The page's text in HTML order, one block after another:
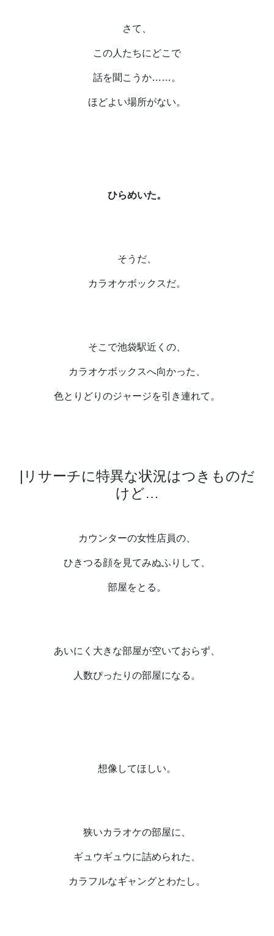
さて、
この人たちにどこで
話を聞こうか…… 。
ほどよい場所がない。
ひらめいた。
そうだ、
カラオケボックスだ。
そこで池袋駅近くの、
カラオケボックスへ向かった、
色とりどりのジャージを引き連れて。
| リサーチに特異な状況はつきものだ
けど…
カウンターの女性店員の、
ひきつる顔を見てみぬふりして、
部屋をとる。
あいにく大きな部屋が空いておらず、
人数ぴったりの部屋になる。
想像してほしい。
狭いカラオケの部屋に、
ギュウギュウに詰められた、
カラフルなギャングとわたし。